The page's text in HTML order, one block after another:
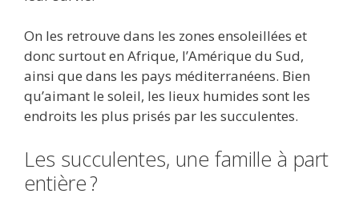
On les retrouve dans les zones ensoleillées et
donc surtout en Afrique, l’Amérique du Sud,
ainsi que dans les pays méditerranéens. Bien
qu’aimant le soleil, les lieux humides sont les
endroits les plus prisés par les succulentes.
Les succulentes, une famille à part
entière ?